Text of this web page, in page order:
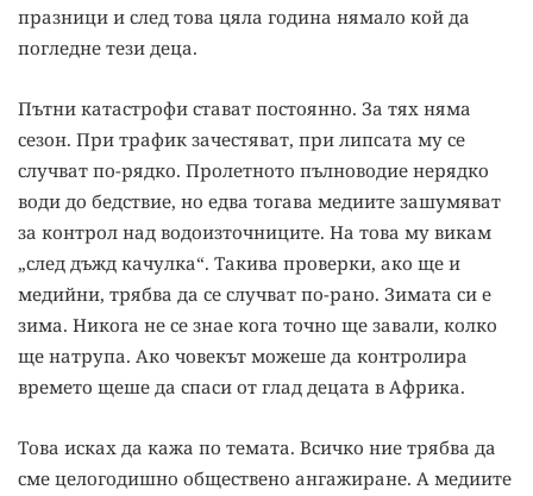
празници и след това цяла година нямало кой да
погледне тези деца.
Пътни катастрофи стават постоянно. За тях няма
сезон. При трафик зачестяват, при липсата му се
случват по-рядко. Пролетното пълноводие нерядко
води до бедствие, но едва тогава медиите зашумяват
за контрол над водоизточниците. На това му викам
„след дъжд качулка“. Такива проверки, ако ще и
медийни, трябва да се случват по-рано. Зимата си е
зима. Никога не се знае кога точно ще завали, колко
ще натрупа. Ако човекът можеше да контролира
времето щеше да спаси от глад децата в Африка.
Това исках да кажа по темата. Всичко ние трябва да
сме целогодишно обществено ангажиране. А медиите